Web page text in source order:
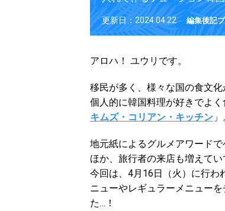
更新日：2024.04.22 編集後記
アロハ！ ユウリです。
移民が多く、様々な国の食文化
個人的に韓国料理が好きでよ
キムズ・コリアン・キッチン」
地元紙によるグルメアワード
ほか、旅行者の来店も増えてい
今回は、4月16日（火）に行わ
ニューやレギュラーメニュー
た…！